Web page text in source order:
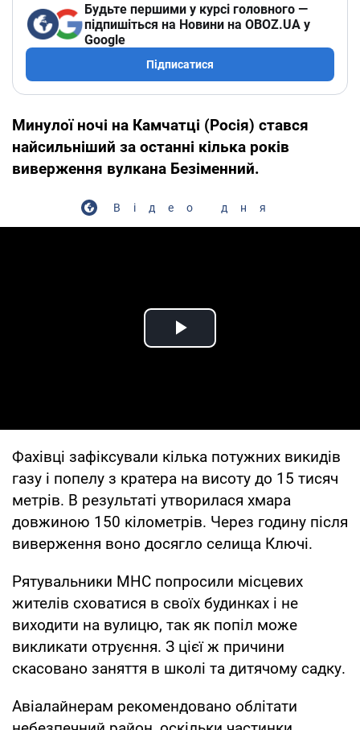
Будьте першими у курсі головного —
підпишіться на Новини на OBOZ.UA у
Google
Підписатися
Минулої ночі на Камчатці (Росія) стався
найсильніший за останні кілька років
виверження вулкана Безіменний.
Відео дня
Play Video
Фахівці зафіксували кілька потужних викидів
газу і попелу з кратера на висоту до 15 тисяч
метрів. В результаті утворилася хмара
довжиною 150 кілометрів. Через годину після
виверження воно досягло селища Ключі.
Рятувальники МНС попросили місцевих
жителів сховатися в своїх будинках і не
виходити на вулицю, так як попіл може
викликати отруєння. З цієї ж причини
скасовано заняття в школі та дитячому садку.
Авіалайнерам рекомендовано облітати